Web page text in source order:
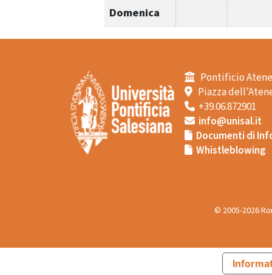
Domenica
Pontificio
Piazza
+39.06.872901
info@unisal.it
Documenti di
Whistleblowing
© 2005-2026